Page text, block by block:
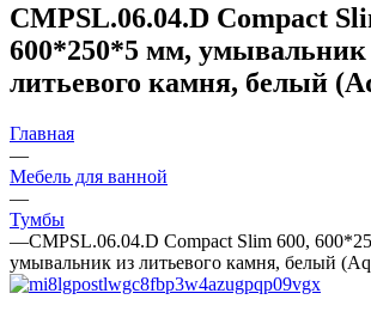
CMPSL.06.04.D Compact
600*250*5 мм, умывальник
литьевого камня, белый
Главная
—
Мебель для ванной
—
Тумбы
—CMPSL.06.04.D Compact Slim 600,
умывальник из литьевого камня, белый